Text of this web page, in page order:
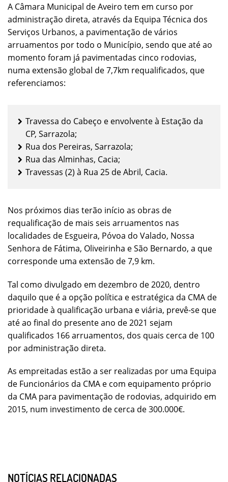
A Câmara Municipal de Aveiro tem em curso por
administração direta, através da Equipa Técnica dos
Serviços Urbanos, a pavimentação de vários
arruamentos por todo o Município, sendo que até ao
momento foram já pavimentadas cinco rodovias,
numa extensão global de 7,7km requalificados, que
referenciamos:
Travessa do Cabeço e envolvente à Estação da
CP, Sarrazola;
Rua dos Pereiras, Sarrazola;
Rua das Alminhas, Cacia;
Travessas (2) à Rua 25 de Abril, Cacia.
Nos próximos dias terão início as obras de
requalificação de mais seis arruamentos nas
localidades de Esgueira, Póvoa do Valado, Nossa
Senhora de Fátima, Oliveirinha e São Bernardo, a que
corresponde uma extensão de 7,9 km.
Tal como divulgado em dezembro de 2020, dentro
daquilo que é a opção política e estratégica da CMA de
prioridade à qualificação urbana e viária, prevê-se que
até ao final do presente ano de 2021 sejam
qualificados 166 arruamentos, dos quais cerca de 100
por administração direta.
As empreitadas estão a ser realizadas por uma Equipa
de Funcionários da CMA e com equipamento próprio
da CMA para pavimentação de rodovias, adquirido em
2015, num investimento de cerca de 300.000€.
NOTÍCIAS RELACIONADAS